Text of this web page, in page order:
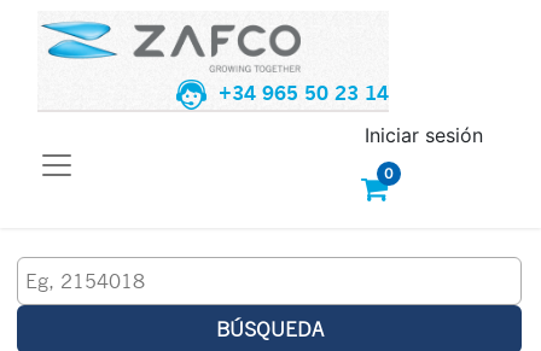
+34 965 50 23 14
0
Iniciar sesión
BÚSQUEDA